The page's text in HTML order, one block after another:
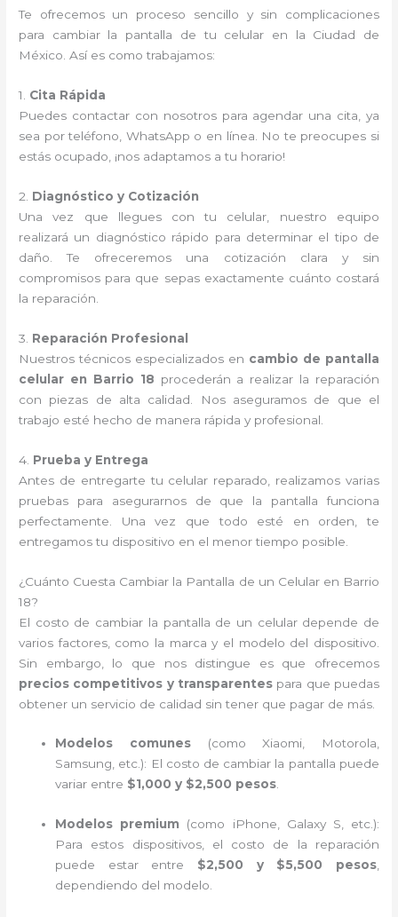
Te ofrecemos un proceso sencillo y sin complicaciones
para cambiar la pantalla de tu celular en la Ciudad de
México. Así es como trabajamos:
1. Cita Rápida
Puedes contactar con nosotros para agendar una cita, ya
sea por teléfono, WhatsApp o en línea. No te preocupes si
estás ocupado, ¡nos adaptamos a tu horario!
2. Diagnóstico y Cotización
Una vez que llegues con tu celular, nuestro equipo
realizará un diagnóstico rápido para determinar el tipo de
daño. Te ofreceremos una cotización clara y sin
compromisos para que sepas exactamente cuánto costará
la reparación.
3. Reparación Profesional
Nuestros técnicos especializados en cambio de pantalla
celular en Barrio 18 procederán a realizar la reparación
con piezas de alta calidad. Nos aseguramos de que el
trabajo esté hecho de manera rápida y profesional.
4. Prueba y Entrega
Antes de entregarte tu celular reparado, realizamos varias
pruebas para asegurarnos de que la pantalla funciona
perfectamente. Una vez que todo esté en orden, te
entregamos tu dispositivo en el menor tiempo posible.
¿Cuánto Cuesta Cambiar la Pantalla de un Celular en Barrio
18?
El costo de cambiar la pantalla de un celular depende de
varios factores, como la marca y el modelo del dispositivo.
Sin embargo, lo que nos distingue es que ofrecemos
precios competitivos y transparentes para que puedas
obtener un servicio de calidad sin tener que pagar de más.
Modelos comunes(como Xiaomi, Motorola,
Samsung, etc.): El costo de cambiar la pantalla puede
variar entre $1,000 y $2,500 pesos.
Modelos premium (como iPhone, Galaxy S, etc.):
Para estos dispositivos, el costo de la reparación
puede estar entre $2,500 y $5,500 pesos,
dependiendo del modelo.